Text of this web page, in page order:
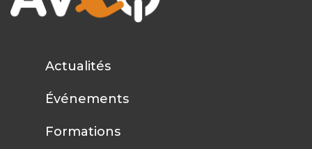
Actualités
Événements
Formations